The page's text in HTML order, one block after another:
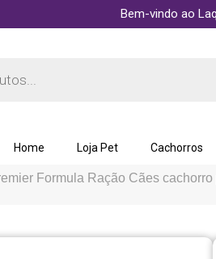
Bem-vindo ao
Home Loja Pet Cachorros
Formula Ração Cães